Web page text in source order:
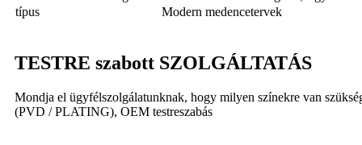
típus
Modern medencetervek
TESTRE szabott SZOLGÁLTATÁS
Mondja el ügyfélszolgálatunknak, hogy milyen színekre van
(PVD / PLATING), OEM testreszabás